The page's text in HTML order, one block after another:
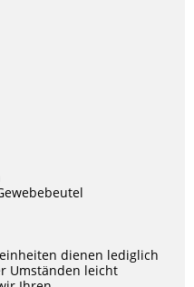
dienen lediglich
Umständen leicht